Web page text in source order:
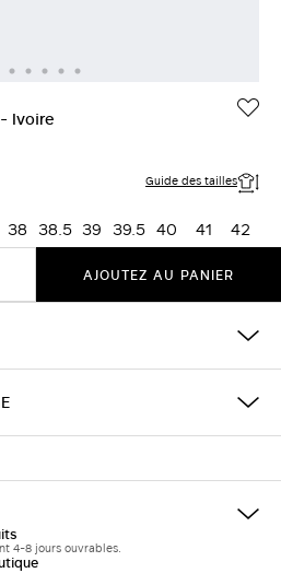
Ivoire
Guide des tailles
38 38.5 39 39.5 40 41
42
AJOUTEZ AU PANIER
4-8 jours ouvrables.